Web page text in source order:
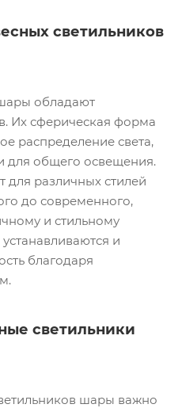
светильников
обладают
Их сферическая форма
распределение света,
для общего освещения.
для различных стилей
до современного,
и стильному
и
благодаря
светильники
шары важно